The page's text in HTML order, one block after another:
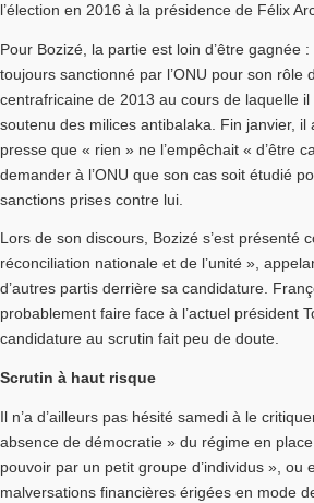
l’élection en 2016 à la présidence de Félix
Pour Bozizé, la partie est loin d’être gagnée :
toujours sanctionné par l’ONU pour son rôle
centrafricaine de 2013 au cours de laquelle il
soutenu des milices antibalaka. Fin janvier, il
presse que « rien » ne l’empêchait « d’être
demander à l’ONU que son cas soit étudié
sanctions prises contre lui.
Lors de son discours, Bozizé s’est présenté
réconciliation nationale et de l’unité »,
d’autres partis derrière sa candidature.
probablement faire face à l’actuel président
candidature au scrutin fait peu de doute.
Scrutin à haut risque
Il n’a d’ailleurs pas hésité samedi à le
absence de démocratie » du régime en
pouvoir par un petit groupe d’individus », ou
malversations financières érigées en mode